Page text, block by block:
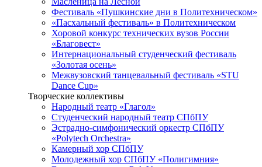
Фестиваль «Пушкинские дни в Политехническом»
«Пасхальный фестиваль» в Политехническом
Хоровой конкурс технических вузов России
«Благовест»
Интернациональный студенческий фестиваль
«Золотая осень»
Межвузовский танцевальный фестиваль «STU
Dance Cup»
Творческие коллективы
Народный театр «Глагол»
Студенческий народный театр СПбПУ
Эстрадно-симфонический оркестр СПбПУ
«Polytech Orchestra»
Камерный хор СПбПУ
Молодежный хор СПбПУ «Полигимния»